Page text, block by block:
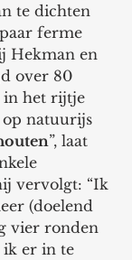
te dichten
ferme
Hekman en
over 80
in het rijtje
natuurijs
”, laat
vervolgt: “Ik
(doelend
vier ronden
ik er in te